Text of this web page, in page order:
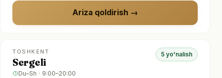
Ariza qoldirish
TOSHKENT
Sergeli
5 yo'nalish
Du–Sh · 9:00–20:00